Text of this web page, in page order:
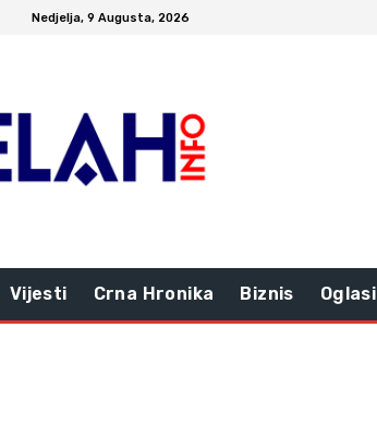
Nedjelja, 9 Augusta, 2026
Vijesti Crna Hronika Biznis Oglasi